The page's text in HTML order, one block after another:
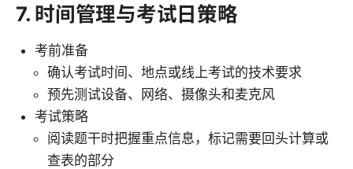
7. 时间管理与考试日策略
考前准备
确认考试时间、地点或线上考试的技术要求
预先测试设备、网络、摄像头和麦克风
考试策略
阅读题干时把握重点信息，标记需要回头计算或
查表的部分